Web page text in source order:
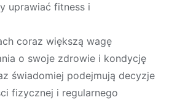
uprawiać fitness i
coraz większą wagę
o swoje zdrowie i kondycję
świadomiej podejmują decyzje
fizycznej i regularnego